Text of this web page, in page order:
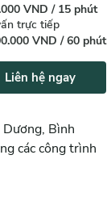
VND / 15 phút
trực tiếp
VND /60 phút
Liên hệ ngay
Bình
các công trình